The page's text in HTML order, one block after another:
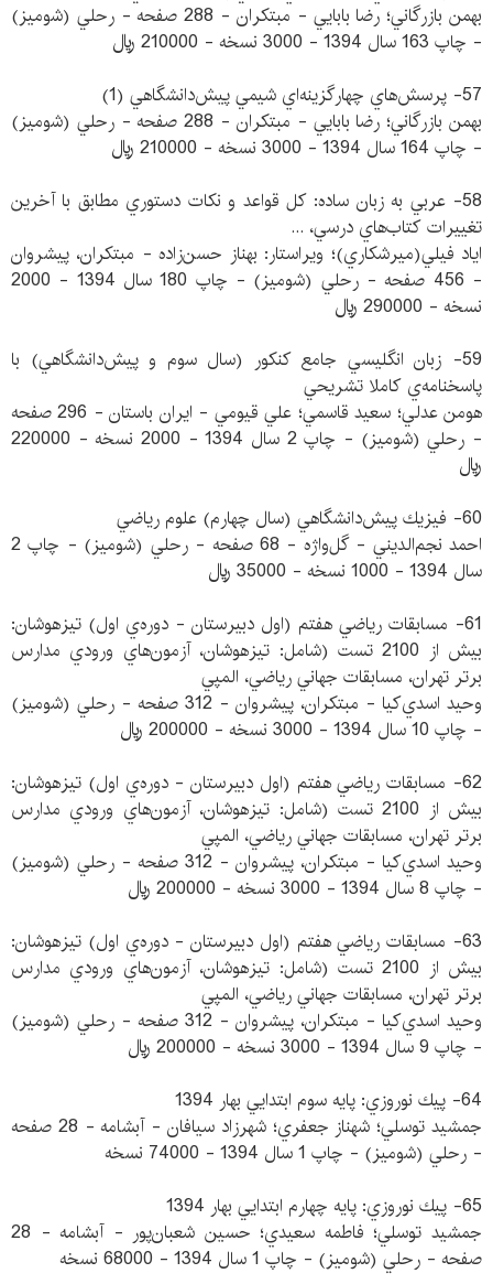
بهمن بازرگاني؛ رضا بابايي - مبتكران - 288 صفحه - رحلي (شوميز)
- چاپ 163 سال 1394 - 3000 نسخه - 210000 ريال
57- پرسش‌هاي چهارگزينه‌اي شيمي پيش‌دانشگاهي (1)
بهمن بازرگاني؛ رضا بابايي - مبتكران - 288 صفحه - رحلي (شوميز)
- چاپ 164 سال 1394 - 3000 نسخه - 210000 ريال
58- عربي به زبان ساده: كل قواعد و نكات دستوري مطابق با آخرين
تغييرات كتاب‌هاي درسي، ...
اياد فيلي(ميرشكاري)؛ ويراستار: بهناز حسن‌زاده - مبتكران، پيشروان
- 456 صفحه - رحلي (شوميز) - چاپ 180 سال 1394 - 2000
نسخه - 290000 ريال
59- زبان انگليسي جامع كنكور (سال سوم و پيش‌دانشگاهي) با
پاسخنامه‌ي كاملا تشريحي
هومن عدلي؛ سعيد قاسمي؛ علي قيومي - ايران باستان - 296 صفحه
- رحلي (شوميز) - چاپ 2 سال 1394 - 2000 نسخه - 220000
ريال
60- فيزيك پيش‌دانشگاهي (سال چهارم) علوم رياضي
احمد نجم‌الديني - گل‌واژه - 68 صفحه - رحلي (شوميز) - چاپ 2
سال 1394 - 1000 نسخه - 35000 ريال
61- مسابقات رياضي هفتم (اول دبيرستان - دوره‌ي اول) تيزهوشان:
بيش از 2100 تست (شامل: تيزهوشان، آزمون‌هاي ورودي مدارس
برتر تهران، مسابقات جهاني رياضي، المپي
وحيد اسدي‌كيا - مبتكران، پيشروان - 312 صفحه - رحلي (شوميز)
- چاپ 10 سال 1394 - 3000 نسخه - 200000 ريال
62- مسابقات رياضي هفتم (اول دبيرستان - دوره‌ي اول) تيزهوشان:
بيش از 2100 تست (شامل: تيزهوشان، آزمون‌هاي ورودي مدارس
برتر تهران، مسابقات جهاني رياضي، المپي
وحيد اسدي‌كيا - مبتكران، پيشروان - 312 صفحه - رحلي (شوميز)
- چاپ 8 سال 1394 - 3000 نسخه - 200000 ريال
63- مسابقات رياضي هفتم (اول دبيرستان - دوره‌ي اول) تيزهوشان:
بيش از 2100 تست (شامل: تيزهوشان، آزمون‌هاي ورودي مدارس
برتر تهران، مسابقات جهاني رياضي، المپي
وحيد اسدي‌كيا - مبتكران، پيشروان - 312 صفحه - رحلي (شوميز)
- چاپ 9 سال 1394 - 3000 نسخه - 200000 ريال
64- پيك نوروزي: پايه سوم ابتدايي بهار 1394
جمشيد توسلي؛ شهناز جعفري؛ شهرزاد سيافان - آبشامه - 28 صفحه
- رحلي (شوميز) - چاپ 1 سال 1394 - 74000 نسخه
65- پيك نوروزي: پايه چهارم ابتدايي بهار 1394
جمشيد توسلي؛ فاطمه سعيدي؛ حسين شعبان‌پور - آبشامه - 28
صفحه - رحلي (شوميز) - چاپ 1 سال 1394 - 68000 نسخه